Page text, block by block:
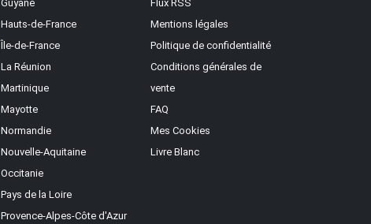
Guyane
Hauts-de-France
Île-de-France
La Réunion
Martinique
Mayotte
Normandie
Nouvelle-Aquitaine
Occitanie
Pays de la Loire
Provence-Alpes-Côte d'Azur
Flux RSS
Mentions légales
Politique de confidentialité
Conditions générales de
vente
FAQ
Mes Cookies
Livre Blanc